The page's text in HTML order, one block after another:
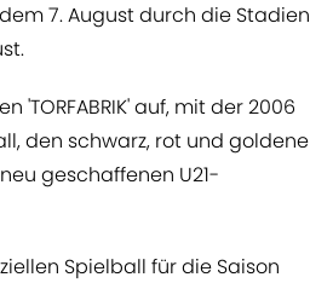
7. August durch die Stadien
auf, mit der 2006
den schwarz, rot und goldene
geschaffenen U21-
Spielball für die Saison